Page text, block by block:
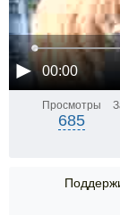
00:00
Просмотры
685